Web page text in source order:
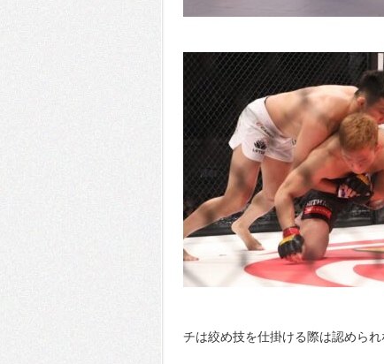
チは絞め技を仕掛ける際は認められ